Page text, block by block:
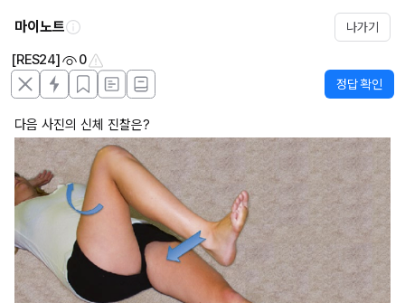
마이노트 나가기
[RES24] 0
정답 확인
다음 사진의 신체 진찰은?